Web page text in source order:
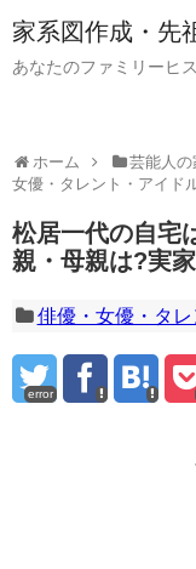
家系図作成・先
あなたのファミリーヒ
ホーム 芸能人
女優・タレント・アイド
松居一代の自宅
親・母親は?実
俳優・女優・タ
error